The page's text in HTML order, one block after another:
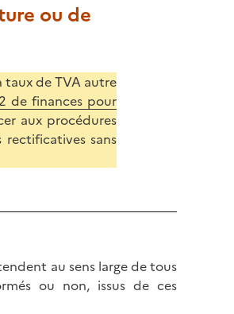
ou de
taux de TVA autre
de finances pour
aux procédures
rectificatives sans
au sens large de tous
ou non, issus de ces